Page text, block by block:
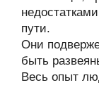
пути.
Они
быть
Весь опыт